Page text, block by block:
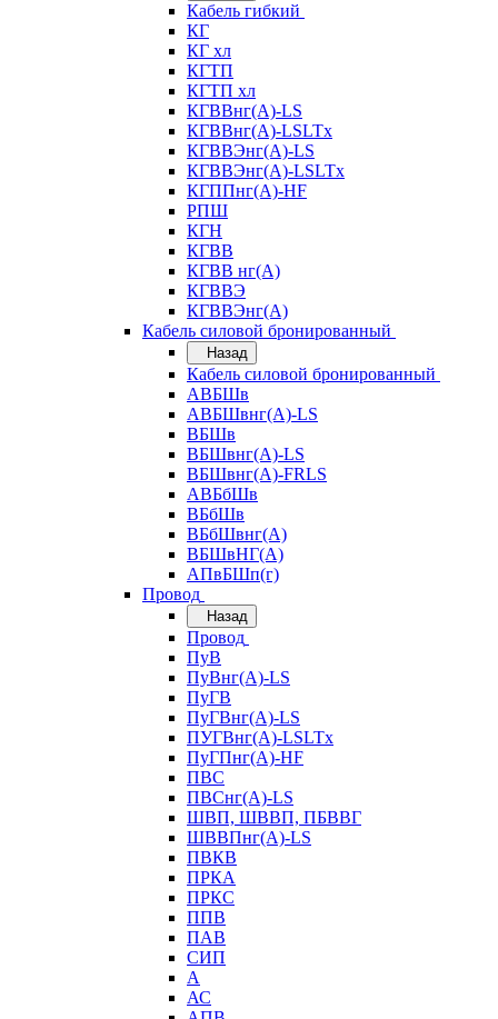
Кабель гибкий
КГ
КГ хл
КГТП
КГТП хл
КГВВнг(А)-LS
КГВВнг(А)-LSLTx
КГВВЭнг(А)-LS
КГВВЭнг(А)-LSLTx
КГППнг(А)-HF
РПШ
КГН
КГВВ
КГВВ нг(А)
КГВВЭ
КГВВЭнг(А)
Кабель силовой бронированный
Назад
Кабель силовой бронированный
АВБШв
АВБШвнг(А)-LS
ВБШв
ВБШвнг(А)-LS
ВБШвнг(А)-FRLS
АВБбШв
ВБбШв
ВБбШвнг(А)
ВБШвНГ(А)
АПвБШп(г)
Провод
Назад
Провод
ПуВ
ПуВнг(А)-LS
ПуГВ
ПуГВнг(А)-LS
ПУГВнг(А)-LSLTx
ПуГПнг(А)-HF
ПВС
ПВСнг(А)-LS
ШВП, ШВВП, ПБВВГ
ШВВПнг(А)-LS
ПВКВ
ПРКА
ПРКС
ППВ
ПАВ
СИП
А
АС